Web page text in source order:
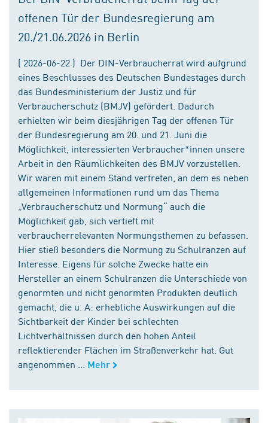
offenen Tür der Bundesregierung am
20./21.06.2026 in Berlin
( 2026-06-22 ) Der DIN-Verbraucherrat wird aufgrund
eines Beschlusses des Deutschen Bundestages durch
das Bundesministerium der Justiz und für
Verbraucherschutz (BMJV) gefördert. Dadurch
erhielten wir beim diesjährigen Tag der offenen Tür
der Bundesregierung am 20. und 21. Juni die
Möglichkeit, interessierten Verbraucher*innen unsere
Arbeit in den Räumlichkeiten des BMJV vorzustellen.
Wir waren mit einem Stand vertreten, an dem es neben
allgemeinen Informationen rund um das Thema
„Verbraucherschutz und Normung“ auch die
Möglichkeit gab, sich vertieft mit
verbraucherrelevanten Normungsthemen zu befassen.
Hier stieß besonders die Normung zu Schulranzen auf
Interesse. Eigens für solche Zwecke hatte ein
Hersteller an einem Schulranzen die Unterschiede von
genormten und nicht genormten Produkten deutlich
gemacht, die u. A: erhebliche Auswirkungen auf die
Sichtbarkeit der Kinder bei schlechten
Lichtverhältnissen durch den hohen Anteil
reflektierender Flächen im Straßenverkehr hat. Gut
angenommen ...
Mehr